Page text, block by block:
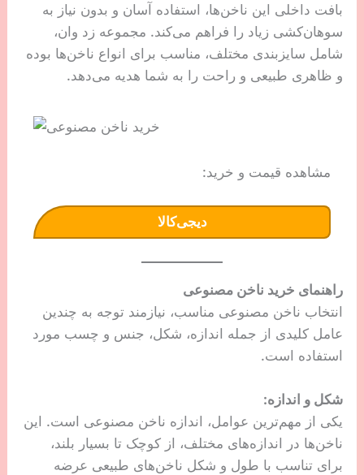
بافت داخلی این ناخن‌ها، استفاده آسان و بدون نیاز به
سوهان‌کشی زیاد را فراهم می‌کند. مجموعه زد وان،
شامل سایزبندی مختلف، مناسب برای انواع ناخن‌ها بوده
و ظاهری طبیعی و راحت را به شما هدیه می‌دهد.
مشاهده قیمت و خرید:
دیجی‌کالا
راهنمای خرید ناخن مصنوعی
انتخاب ناخن مصنوعی مناسب، نیازمند توجه به چندین
عامل کلیدی از جمله اندازه، شکل، جنس و چسب مورد
استفاده است.
شکل و اندازه:
یکی از مهم‌ترین عوامل، اندازه ناخن مصنوعی است. این
ناخن‌ها در اندازه‌های مختلف، از کوچک تا بسیار بلند،
برای تناسب با طول و شکل ناخن‌های طبیعی عرضه